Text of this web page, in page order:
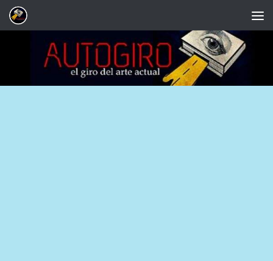
Saltar al contenido